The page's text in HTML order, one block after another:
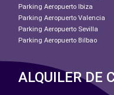
Parking Aeropuerto Ibiza
Parking Aeropuerto Valencia
Parking Aeropuerto Sevilla
Parking Aeropuerto Bilbao
ALQUILER DE